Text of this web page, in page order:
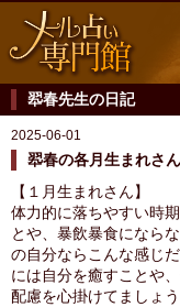
翆春先生の日記
2025-06-01
翆春の各月生まれさ
【１月生まれさん】
体力的に落ちやすい時
とや、暴飲暴食になら
の自分ならこんな感じ
には自分を癒すことや
配慮を心掛けてましょ